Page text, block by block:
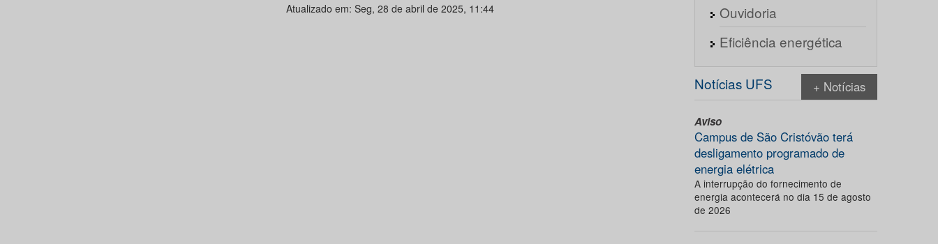
Atualizado em: Seg, 28 de abril de 2025, 11:44
Ouvidoria
Eficiência energética
Notícias UFS + Notícias
Aviso
Campus de São Cristóvão terá
desligamento programado de
energia elétrica
A interrupção do fornecimento de
energia acontecerá no dia 15 de agosto
de 2026